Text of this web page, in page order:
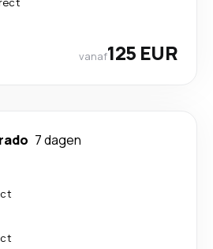
vanaf125 EUR
7 dagen